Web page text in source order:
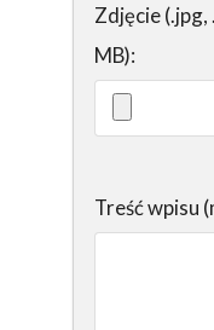
Zdjęcie (.jpg,
MB):
Treść wpisu